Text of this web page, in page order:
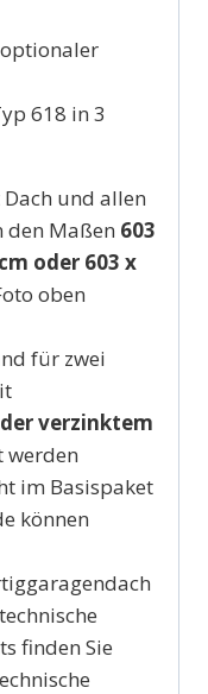
618 in 3
und allen
den Maßen 603
oder 603 x
oben
für zwei
verzinktem
werden
im Basispaket
können
finden Sie